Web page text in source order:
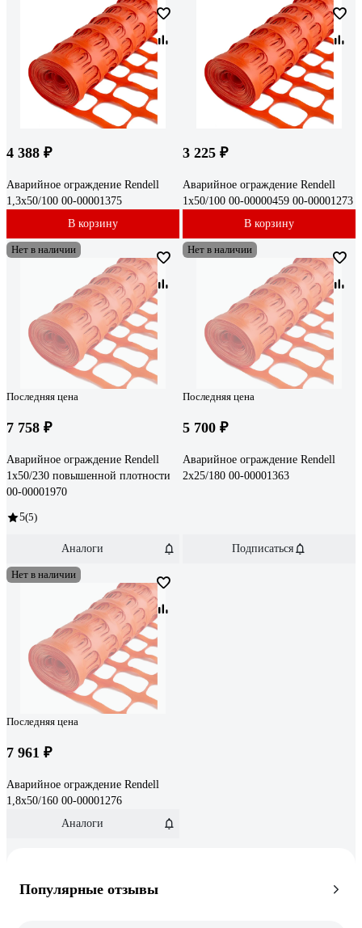
4 388 ₽
Аварийное ограждение Rendell
1,3x50/100 00-00001375
В корзину
3 225 ₽
Аварийное ограждение Rendell
1x50/100 00-00000459 00-00001273
В корзину
Нет в наличии
Последняя цена
7 758 ₽
Аварийное ограждение Rendell
1x50/230 повышенной плотности
00-00001970
5(5)
Аналоги
Нет в наличии
Последняя цена
5 700 ₽
Аварийное ограждение Rendell
2x25/180 00-00001363
Подписаться
Нет в наличии
Последняя цена
7 961 ₽
Аварийное ограждение Rendell
1,8x50/160 00-00001276
Аналоги
Популярные отзывы